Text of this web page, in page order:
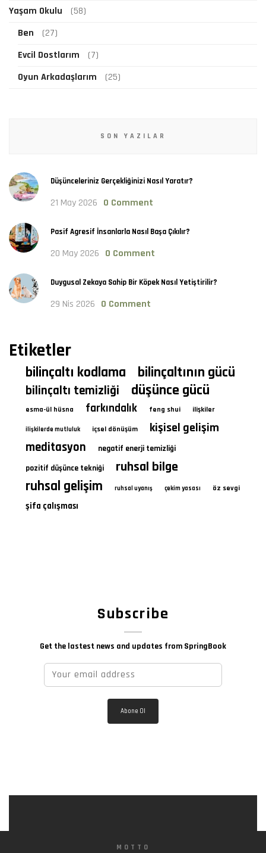
Yaşam Okulu
(58)
Ben
(27)
Evcil Dostlarım
(7)
Oyun Arkadaşlarım
(25)
SON YAZILAR
Düşünceleriniz Gerçekliğinizi Nasıl Yaratır?
21 May 2026 0 Comment
Pasif Agresif İnsanlarla Nasıl Başa Çıkılır?
20 May 2026 0 Comment
Duygusal Zekaya Sahip Bir Köpek Nasıl Yetiştirilir?
29 Nis 2026 0 Comment
Etiketler
bilinçaltı kodlama bilinçaltının gücü
bilinçaltı temizliği düşünce gücü
esma-ül hüsna farkındalık feng shui ilişkiler
ilişkilerde mutluluk içsel dönüşüm
kişisel gelişim
meditasyon
negatif enerji temizliği
pozitif düşünce tekniği
ruhsal bilge
ruhsal gelişim
ruhsal uyanış çekim yasası öz sevgi
şifa çalışması
Subscribe
Get the lastest news and updates from SpringBook
MOTTO